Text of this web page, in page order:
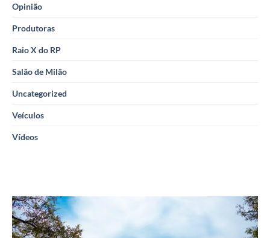
Opinião
Produtoras
Raio X do RP
Salão de Milão
Uncategorized
Veículos
Vídeos